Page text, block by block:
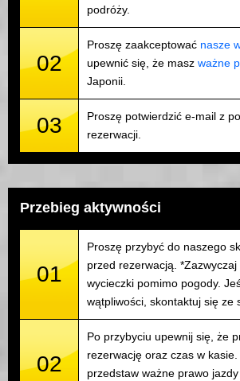
podróży.
02
Proszę zaakceptować nasze
upewnić się, że masz ważne
Japonii.
03
Proszę potwierdzić e-mail z
rezerwacji.
Przebieg aktywności
01
Proszę przybyć do naszego
przed rezerwacją.
wycieczki pomimo pogody.
wątpliwości, skontaktuj się ze
02
Po przybyciu upewnij się, że
rezerwację oraz czas w
przedstaw ważne prawo